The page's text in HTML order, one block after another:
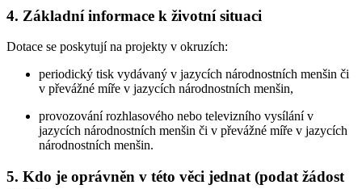
4. Základní informace k životní situaci
Dotace se poskytují na projekty v okruzích:
periodický tisk vydávaný v jazycích národnostních menšin či
v převážné míře v jazycích národnostních menšin,
provozování rozhlasového nebo televizního vysílání v
jazycích národnostních menšin či v převážné míře v jazycích
národnostních menšin.
5. Kdo je oprávněn v této věci jednat (podat žádost